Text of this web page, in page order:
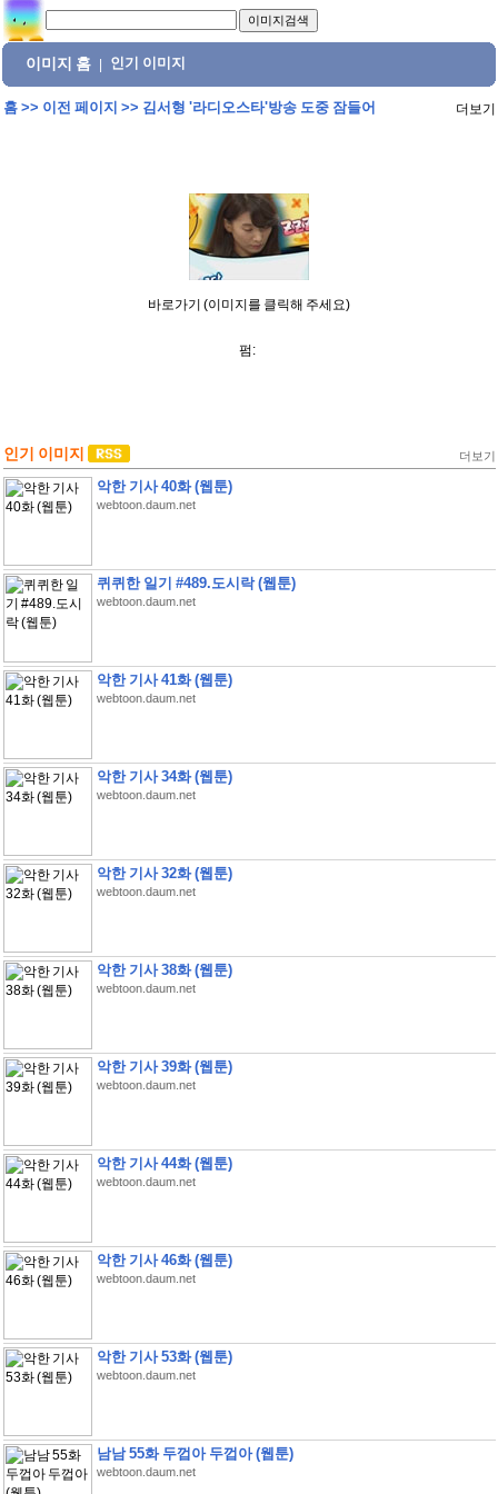
이미지 홈 인기 이미지
홈>> 이전 페이지 >> 김서형 '라디오스타'방송 도중 잠들어 더보기
바로가기 (이미지를 클릭해 주세요)
펌:
인기 이미지 더보기
악한 기사 40화 (웹툰)
webtoon.daum.net
퀴퀴한 일기 #489.도시락 (웹툰)
webtoon.daum.net
악한 기사 41화 (웹툰)
webtoon.daum.net
악한 기사 34화 (웹툰)
webtoon.daum.net
악한 기사 32화 (웹툰)
webtoon.daum.net
악한 기사 38화 (웹툰)
webtoon.daum.net
악한 기사 39화 (웹툰)
webtoon.daum.net
악한 기사 44화 (웹툰)
webtoon.daum.net
악한 기사 46화 (웹툰)
webtoon.daum.net
악한 기사 53화 (웹툰)
webtoon.daum.net
남남 55화 두껍아 두껍아 (웹툰)
webtoon.daum.net